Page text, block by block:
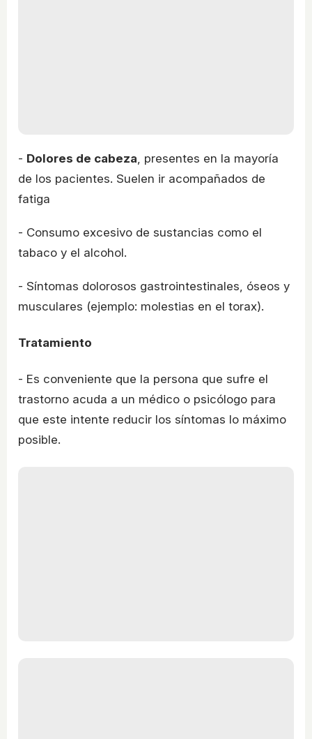
- Dolores de cabeza, presentes en la mayoría
de los pacientes. Suelen ir acompañados de
fatiga
- Consumo excesivo de sustancias como el
tabaco y el alcohol.
- Síntomas dolorosos gastrointestinales, óseos y
musculares (ejemplo: molestias en el torax).
Tratamiento
- Es conveniente que la persona que sufre el
trastorno acuda a un médico o psicólogo para
que este intente reducir los síntomas lo máximo
posible.